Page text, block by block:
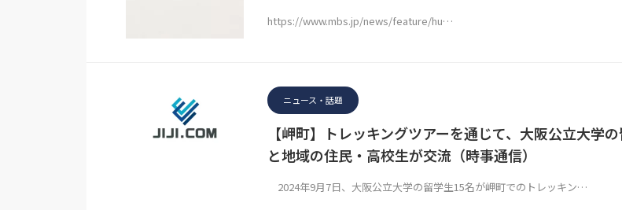
https://www.mbs.jp/news/feature/hu…
ニュース・話題
【岬町】トレッキングツアーを通じて、大阪公立大学
と地域の住民・高校生が交流（時事通信）
2024年9月7日、大阪公立大学の留学生15名が岬町でのトレッキン…